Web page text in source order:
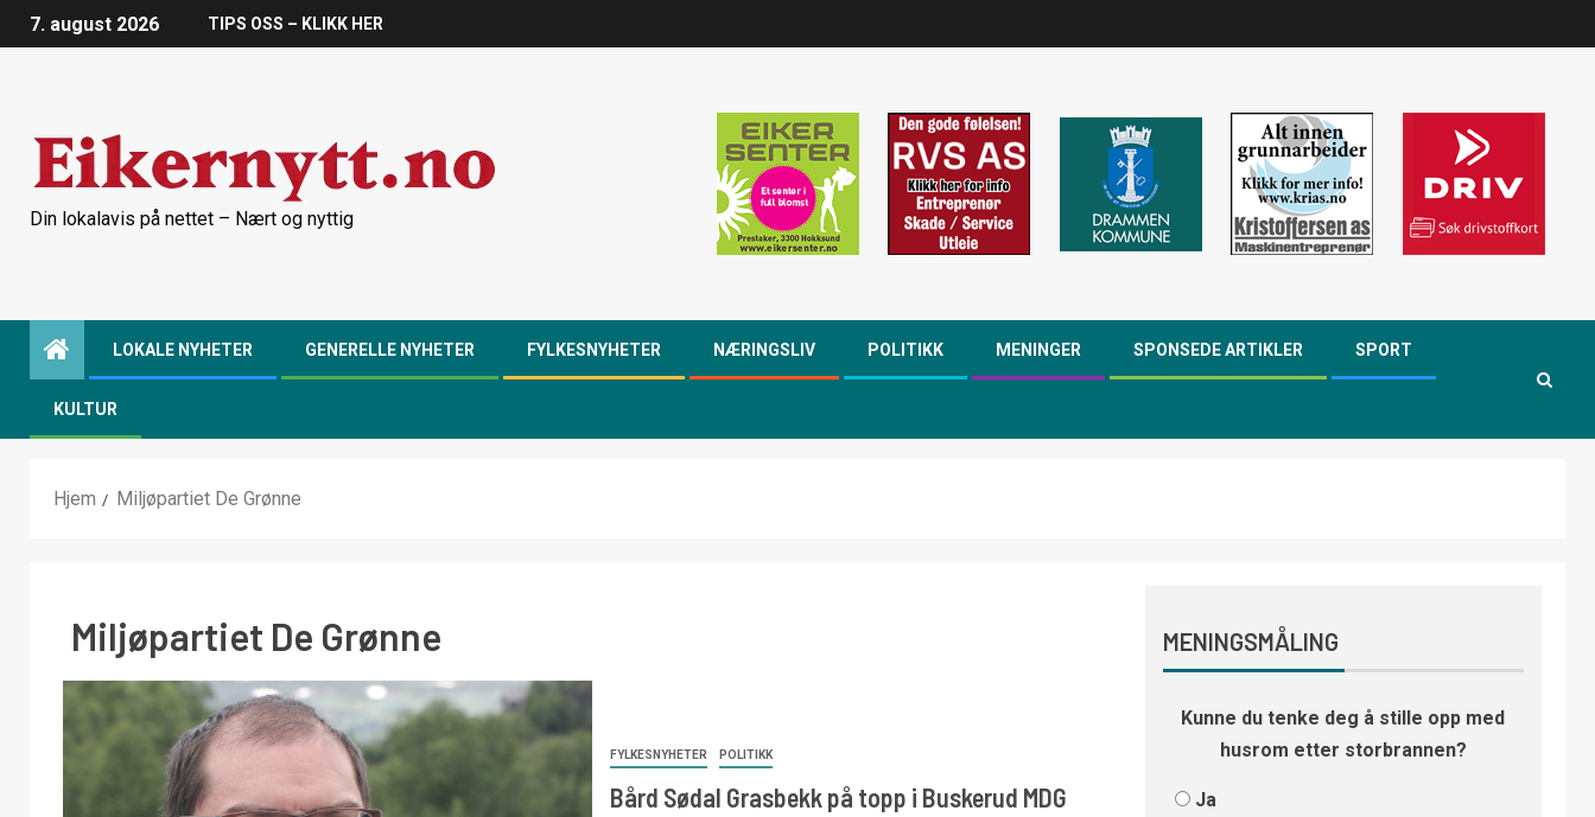
7. august 2026 TIPS OSS – KLIKK HER
Din lokalavis på nettet – Nært og nyttig
LOKALE NYHETER GENERELLE NYHETER FYLKESNYHETER NÆRINGSLIV POLITIKK MENINGER SPONSEDE ARTIKLER SPORT
KULTUR
Hjem Miljøpartiet De Grønne
Miljøpartiet De Grønne
FYLKESNYHETER POLITIKK
Bård Sødal Grasbekk på topp i Buskerud MDG
MENINGSMÅLING
Kunne du tenke deg å stille opp med
husrom etter storbrannen?
Ja